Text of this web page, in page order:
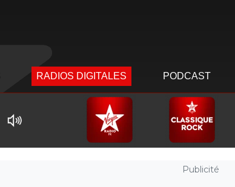
RADIOS DIGITALES PODCAST
Publicité